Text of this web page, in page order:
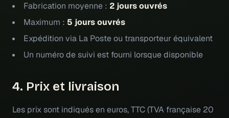
Fabrication moyenne : 2 jours ouvrés
Maximum : 5 jours ouvrés
Expédition via La Poste ou transporteur équivalent
Un numéro de suivi est fourni lorsque disponible
4. Prix et livraison
Les prix sont indiqués en euros, TTC (TVA française 20